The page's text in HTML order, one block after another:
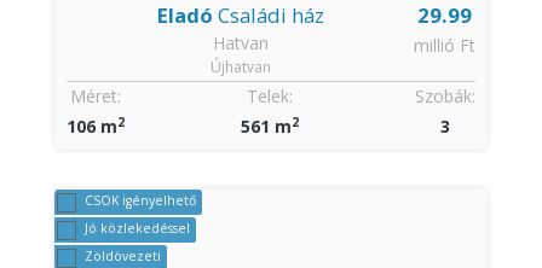
29.99
millió Ft
Eladó Családi ház
Hatvan
Újhatvan
Szobák:
3
Méret:
106 m2
Telek:
561 m2
CSOK igényelhető
Jó közlekedéssel
Zöldövezeti